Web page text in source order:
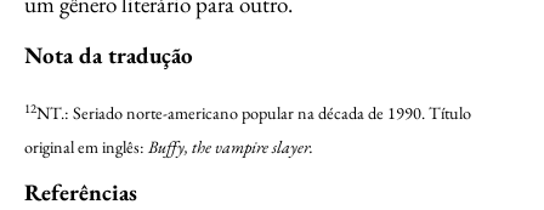
Nota da tradução
12NT.: Seriado norte-americano popular na década de 1990. Título
original em inglês: Buffy, the vampire slayer.
Referências